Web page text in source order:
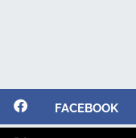
FACEBOOK